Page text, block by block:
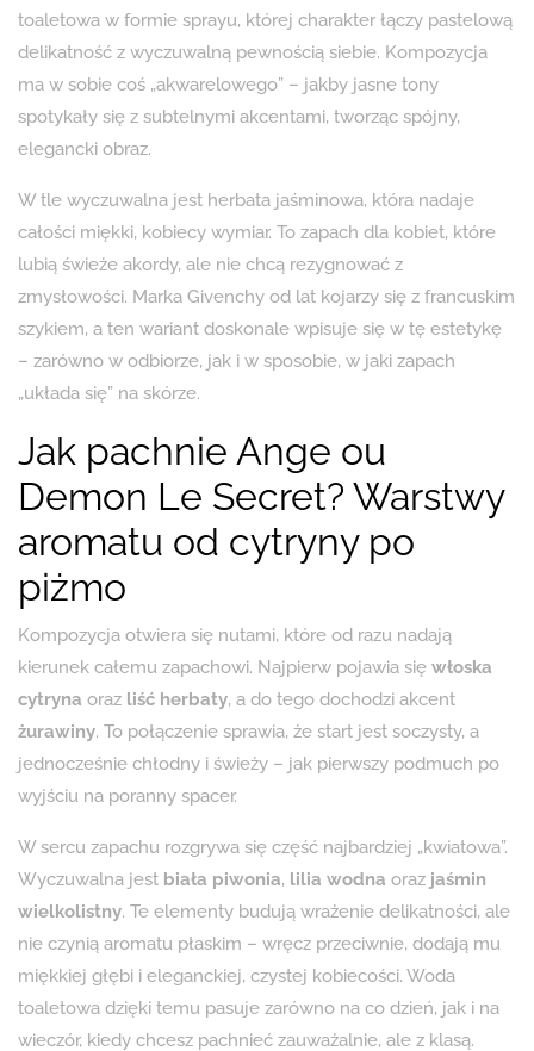
toaletowa w formie sprayu, której charakter łączy pastelową
delikatność z wyczuwalną pewnością siebie. Kompozycja
ma w sobie coś „akwarelowego” – jakby jasne tony
spotykały się z subtelnymi akcentami, tworząc spójny,
elegancki obraz.
W tle wyczuwalna jest herbata jaśminowa, która nadaje
całości miękki, kobiecy wymiar. To zapach dla kobiet, które
lubią świeże akordy, ale nie chcą rezygnować z
zmysłowości. Marka Givenchy od lat kojarzy się z francuskim
szykiem, a ten wariant doskonale wpisuje się w tę estetykę
– zarówno w odbiorze, jak i w sposobie, w jaki zapach
„układa się” na skórze.
Jak pachnie Ange ou
Demon Le Secret? Warstwy
aromatu od cytryny po
piżmo
Kompozycja otwiera się nutami, które od razu nadają
kierunek całemu zapachowi. Najpierw pojawia się włoska
cytryna oraz liść herbaty, a do tego dochodzi akcent
żurawiny. To połączenie sprawia, że start jest soczysty, a
jednocześnie chłodny i świeży – jak pierwszy podmuch po
wyjściu na poranny spacer.
W sercu zapachu rozgrywa się część najbardziej „kwiatowa”.
Wyczuwalna jest biała piwonia, lilia wodna oraz jaśmin
wielkolistny. Te elementy budują wrażenie delikatności, ale
nie czynią aromatu płaskim – wręcz przeciwnie, dodają mu
miękkiej głębi i eleganckiej, czystej kobiecości. Woda
toaletowa dzięki temu pasuje zarówno na co dzień, jak i na
wieczór, kiedy chcesz pachnieć zauważalnie, ale z klasą.